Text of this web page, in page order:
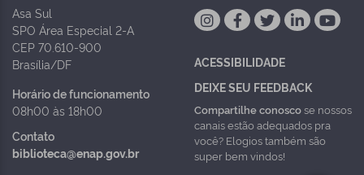
Asa Sul
SPO Área Especial 2-A
CEP 70.610-900
Brasília/DF
Horário de funcionamento
08h00 às 18h00
Contato
biblioteca@enap.gov.br
ACESSIBILIDADE
DEIXE SEU FEEDBACK
Compartilhe conoscose nossos
canais estão adequados pra
você? Elogios também são
super bem vindos!